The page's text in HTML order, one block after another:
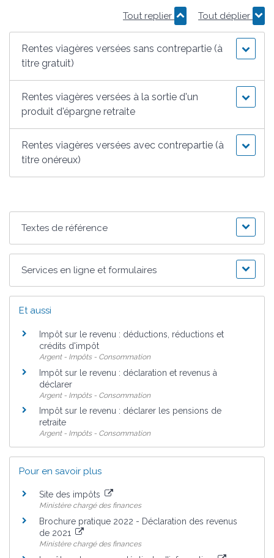
Tout replier Tout déplier
Rentes viagères versées sans contrepartie (à
titre gratuit)
Rentes viagères versées à la sortie d'un
produit d'épargne retraite
Rentes viagères versées avec contrepartie (à
titre onéreux)
Textes de référence
Services en ligne et formulaires
Et aussi
Impôt sur le revenu : déductions, réductions et
crédits d'impôt
Argent - Impôts - Consommation
Impôt sur le revenu : déclaration et revenus à
déclarer
Argent - Impôts - Consommation
Impôt sur le revenu : déclarer les pensions de
retraite
Argent - Impôts - Consommation
Pour en savoir plus
Site des impôts
Ministère chargé des finances
Brochure pratique 2022 - Déclaration des revenus
de 2021
Ministère chargé des finances